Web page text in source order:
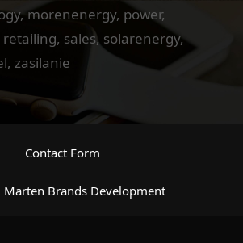
,morenenergy, power,
retailing, sales, solarenergy,
, zasilanie
Contact Form
Brands Development